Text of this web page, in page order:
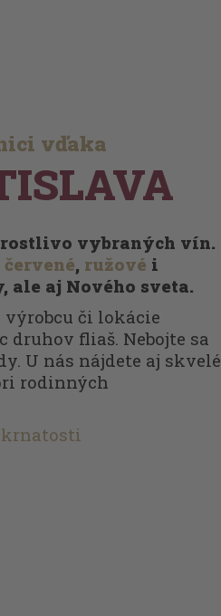
vďaka
vybraných vín.
červené, ružové i
ale aj Nového sveta.
či lokácie
fliaš. Nebojte sa
U nás nájdete aj skvelé
rodinných